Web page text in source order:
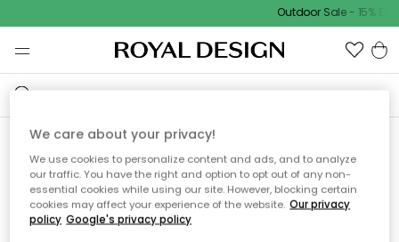
Outdoor Sale - 15%
Vi hittar tyvärr inte sidan du
söker
We care about your privacy!
We use cookies to personalize content and ads, and to analyze
our traffic. You have the right and option to opt out of any non-
essential cookies while using our site. However, blocking certain
cookies may affect your experience of the website. Our privacy
policy Google's privacy policy